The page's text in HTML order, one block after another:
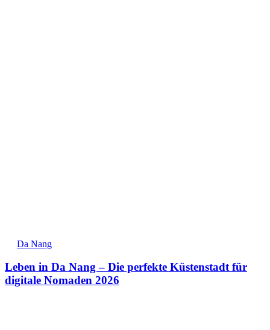
Da Nang
Leben in Da Nang – Die perfekte Küstenstadt für
digitale Nomaden 2026